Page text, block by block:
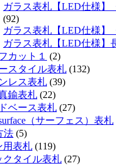
ガラス表札【LED仕様】
(92)
ガラス表札【LED仕様】
ガラス表札【LED仕様】
カット１
(2)
スタイル表札 (132)
レス表札 (39)
鍮表札 (22)
ベース表札 (27)
（サーフェス）表札
法 (5)
用表札 (119)
クタイル表札 (27)